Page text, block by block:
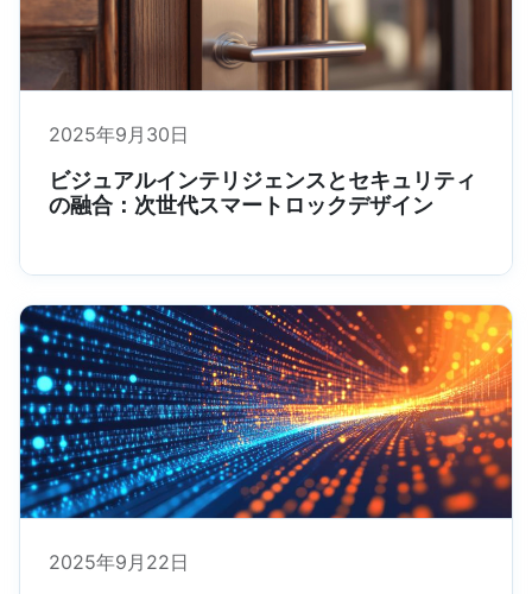
2025年9月30日
ビジュアルインテリジェンスとセキュリティ
の融合：次世代スマートロックデザイン
2025年9月22日